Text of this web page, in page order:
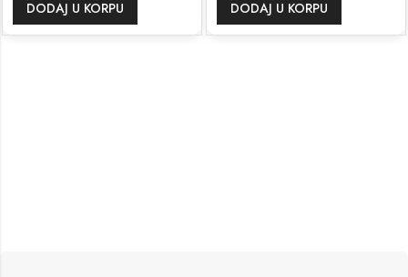
DODAJ U KORPU DODAJ U KORPU